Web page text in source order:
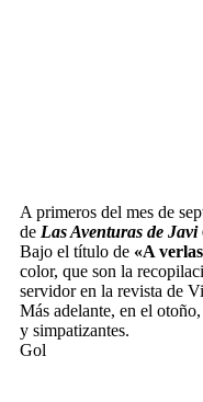
A primeros del mes de
de Las Aventuras de
Bajo el título de «A
color, que son la
servidor en la revista de
Más adelante, en el
y simpatizantes.
Gol